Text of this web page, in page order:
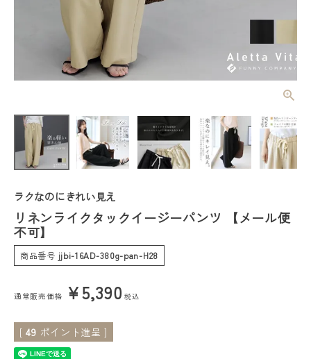
リネンライク
タックイージ
可】
ファッション雑貨
会員ステージ特典プログラムについて
ご利用ガイド
ラクなのにきれい見え
リネンライクタックイージーパンツ 【メール便
不可】
商品番号 jjbi-16AD-380g-pan-H28
通常販売価格 ¥5,390 税込
[ 49 ポイント進呈 ]